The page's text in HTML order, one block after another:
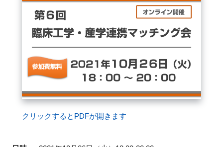
ニュース・掲示板
LINK-Jを知る
特別会員
施設・アクセス
クリックするとPDFが開きます